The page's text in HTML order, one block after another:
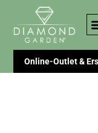
Online-Outlet &